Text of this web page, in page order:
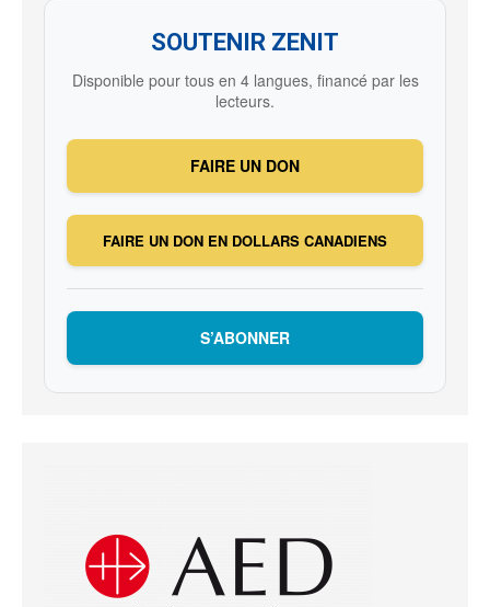
SOUTENIR ZENIT
Disponible pour tous en 4 langues, financé par les
lecteurs.
FAIRE UN DON
FAIRE UN DON EN DOLLARS CANADIENS
S’ABONNER